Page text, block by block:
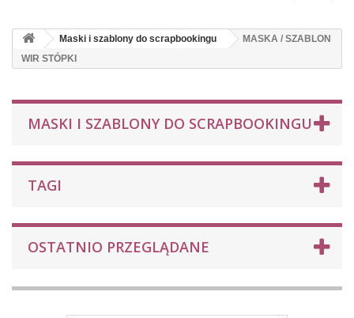
Maski i szablony do scrapbookingu
MASKA / SZABLON
WIR STÓPKI
MASKI I SZABLONY DO SCRAPBOOKINGU
TAGI
OSTATNIO PRZEGLĄDANE